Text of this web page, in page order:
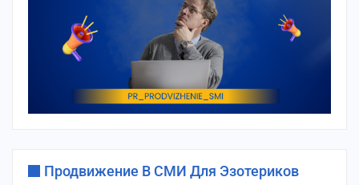
Продвижение В СМИ Для Эзотериков